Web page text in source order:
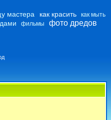
мастера как красить как мыть
фильмы фото дредов